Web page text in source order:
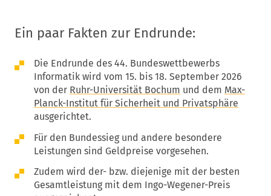
Ein paar Fakten zur Endrunde:
Die Endrunde des 44. Bundeswettbewerbs
Informatik wird vom 15. bis 18. September 2026
von der Ruhr-Universität Bochum und dem Max-
Planck-Institut für Sicherheit und Privatsphäre
ausgerichtet.
Für den Bundessieg und andere besondere
Leistungen sind Geldpreise vorgesehen.
Zudem wird der- bzw. diejenige mit der besten
Gesamtleistung mit dem Ingo-Wegener-Preis